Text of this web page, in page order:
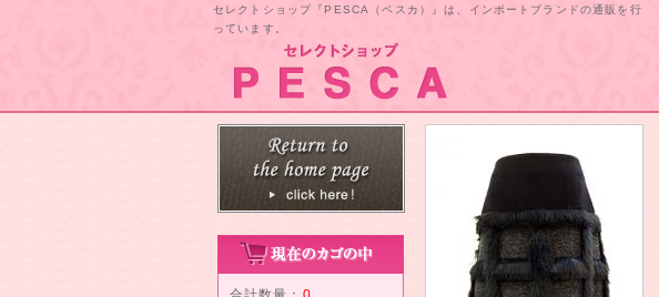
セレクトショップ『PESCA（ペスカ）』は、インポートブランドの通販を行
っています。